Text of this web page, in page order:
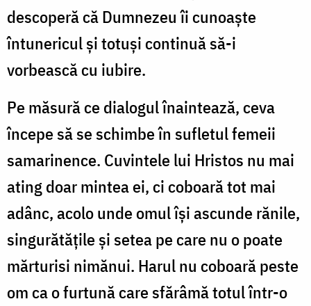
descoperă că Dumnezeu îi cunoaște
întunericul și totuși continuă să-i
vorbească cu iubire.
Pe măsură ce dialogul înaintează, ceva
începe să se schimbe în sufletul femeii
samarinence. Cuvintele lui Hristos nu mai
ating doar mintea ei, ci coboară tot mai
adânc, acolo unde omul își ascunde rănile,
singurătățile și setea pe care nu o poate
mărturisi nimănui. Harul nu coboară peste
om ca o furtună care sfărâmă totul într-o